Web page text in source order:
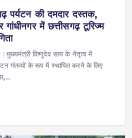
पर्यटन की दमदार दस्तक,
में छत्तीसगढ़ टूरिज्म
विष्णुदेव साय के नेतृत्व में
गंतव्यों के रूप में स्थापित करने के लिए